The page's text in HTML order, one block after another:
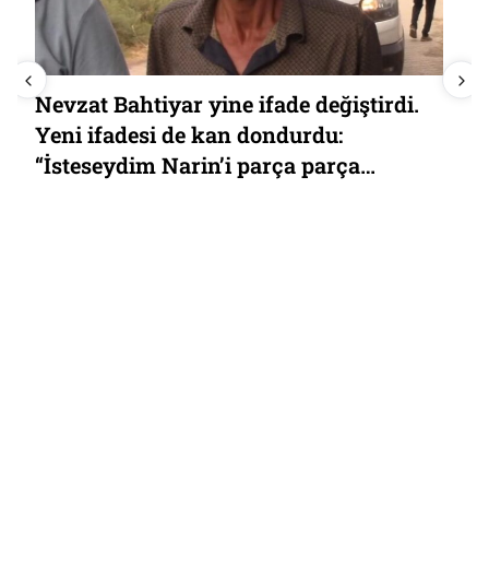
Mert Hakan Yandaş’tan yargılandığı
bahis ve şike davası için ‘FETÖ’ iması:
“Terörist Hakan Şükür” demişti